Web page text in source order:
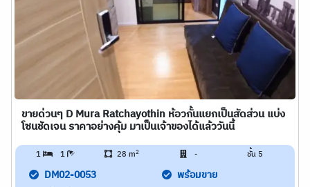
ขายด่วนๆ D Mura Ratchayothin ห้อวกั้นแยกเป็นสัดส่วน แบ่ง
โซนชัดเจน ราคาอย่างคุ้ม มาเป็นเจ้าของได้แล้ววันนี้
1 1 28 m2 - ชั้น 5
DM02-0053 พร้อมขาย